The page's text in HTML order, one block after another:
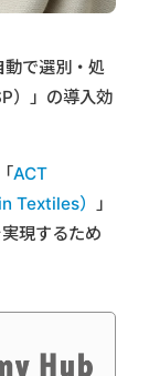
動で選別・処
）」の導入効
ACT
Textiles） 」
現するため